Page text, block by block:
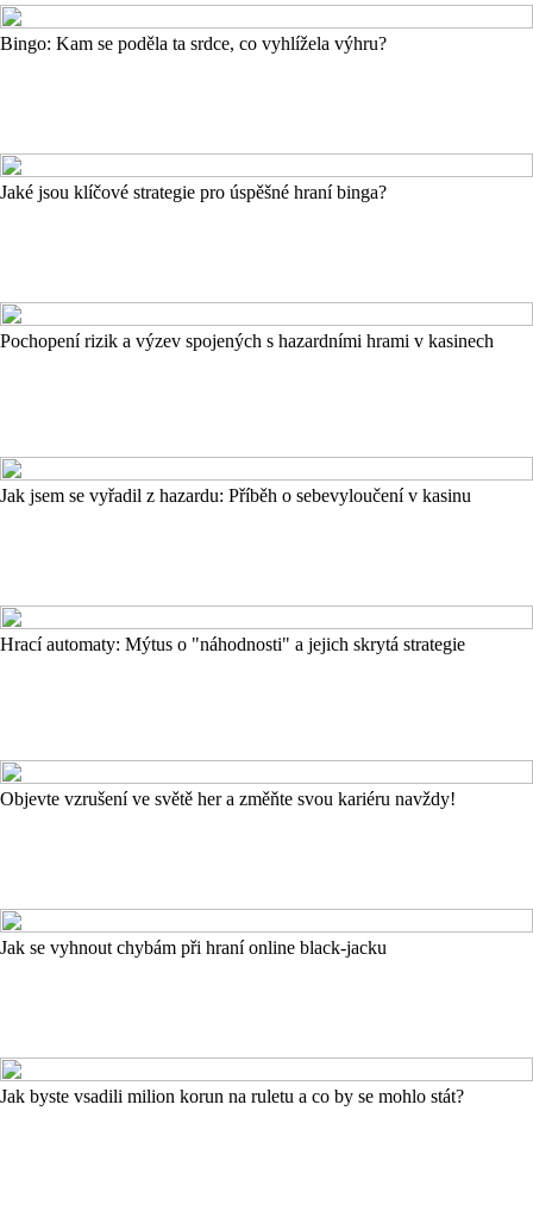
Bingo: Kam se poděla ta srdce, co vyhlížela výhru?
Jaké jsou klíčové strategie pro úspěšné hraní binga?
Pochopení rizik a výzev spojených s hazardními hrami v kasinech
Jak jsem se vyřadil z hazardu: Příběh o sebevyloučení v kasinu
Hrací automaty: Mýtus o "náhodnosti" a jejich skrytá strategie
Objevte vzrušení ve světě her a změňte svou kariéru navždy!
Jak se vyhnout chybám při hraní online black-jacku
Jak byste vsadili milion korun na ruletu a co by se mohlo stát?